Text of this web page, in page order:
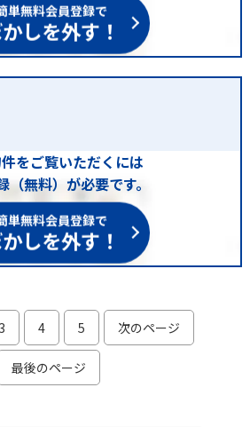
単無料会員登録で
しを外す！
をご覧いただくには
（無料）が必要です。
単無料会員登録で
しを外す！
3 4 5 次のページ
最後のページ